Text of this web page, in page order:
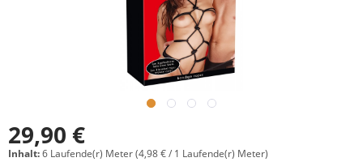
29,90 €
Inhalt:6 Laufende(r) Meter (4,98 € / 1 Laufende(r) Meter)